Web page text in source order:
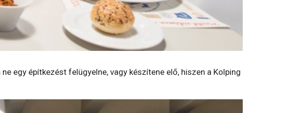
egy építkezést felügyelne, vagy készítene elő, hiszen a Kolping